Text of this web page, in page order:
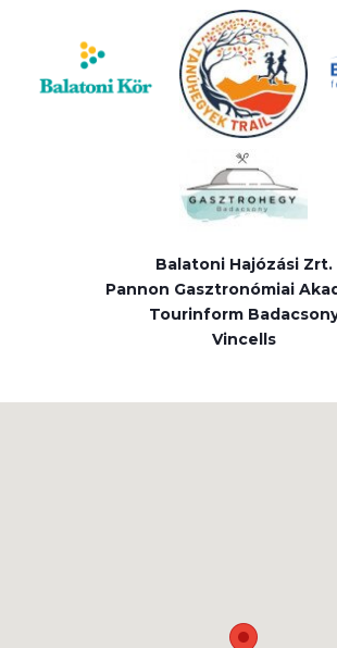
Balatoni Hajózási Zrt.
Pannon Gasztronómiai
Tourinform
Vincells